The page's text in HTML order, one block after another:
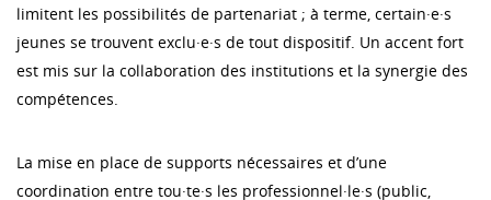
limitent les possibilités de partenariat ; à terme, certain·e·s
jeunes se trouvent exclu·e·s de tout dispositif. Un accent fort
est mis sur la collaboration des institutions et la synergie des
compétences.
La mise en place de supports nécessaires et d’une
coordination entre tou·te·s les professionnel·le·s (public,